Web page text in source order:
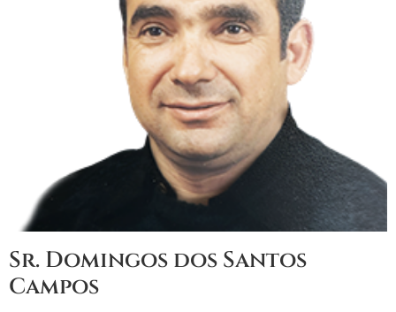
Sr. Domingos dos Santos
Campos